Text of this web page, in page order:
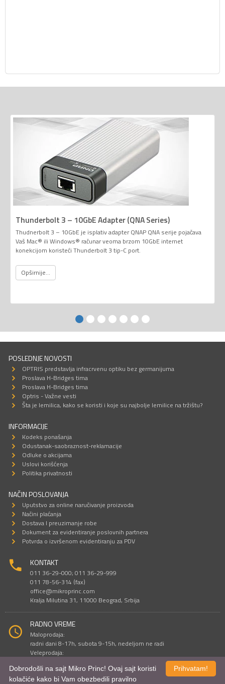
Thunderbolt 3 – 10GbE Adapter (QNA Series)
Thudnerbolt 3 – 10GbE je isplativ adapter QNAP QNA serije pojačava
Vaš Mac® ili Windows® računar veoma brzom 10GbE internet
konekcijom koristeći Thunderbolt 3 tip-C port.
Opširnije...
POSLEDNJE NOVOSTI
OPTRIS predstavlja infracrvenu optiku bez germanijuma
Proslava H-Bridges tima
Proslava H-Bridges tima
Optris - Važne vesti
Šta je lemilica, kako se koristi i koje su najbolje lemilice na tržištu?
INFORMACIJE
Kodeks ponašanja
Odustanak-saobraznost-reklamacije
Odluke o akcijama
Uslovi korišćenja
Politika privatnosti
NAČIN POSLOVANJA
Uputstvo za online naručivanje proizvoda
Načini plaćanja
Dostava I preuzimanje robe
Dokument za evidentiranje poslovnih partnera
Potvrda o izvršenom evidentiranju za PDV
KONTAKT
011 36-29-000; 011 36-29-999
011 78-56-314 (fax)
office@mikroprinc.com
Kralja Milutina 31, 11000 Beograd, Srbija
RADNO VREME
Maloprodaja:
radni dani 8-17h, subota 9-15h, nedeljom ne radi
Veleprodaja:
Prihvatam!
Dobrodošli na sajt Mikro Princ! Ovaj sajt koristi
kolačiće kako bi Vam obezbedili pravilno